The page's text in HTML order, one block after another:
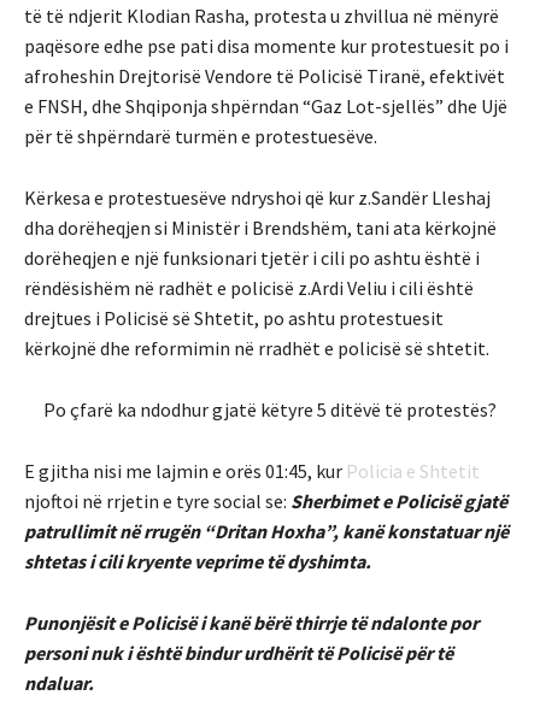
të të ndjerit Klodian Rasha, protesta u zhvillua në mënyrë
paqësore edhe pse pati disa momente kur protestuesit po i
afroheshin Drejtorisë Vendore të Policisë Tiranë, efektivët
e FNSH, dhe Shqiponja shpërndan “Gaz Lot-sjellës” dhe Ujë
për të shpërndarë turmën e protestuesëve.
Kërkesa e protestuesëve ndryshoi që kur z.Sandër Lleshaj
dha dorëheqjen si Ministër i Brendshëm, tani ata kërkojnë
dorëheqjen e një funksionari tjetër i cili po ashtu është i
rëndësishëm në radhët e policisë z.Ardi Veliu i cili është
drejtues i Policisë së Shtetit, po ashtu protestuesit
kërkojnë dhe reformimin në rradhët e policisë së shtetit.
Po çfarë ka ndodhur gjatë këtyre 5 ditëvë të protestës?
E gjitha nisi me lajmin e orës 01:45, kur Policia e Shtetit
njoftoi në rrjetin e tyre social se: Sherbimet e Policisë gjatë
patrullimit në rrugën “Dritan Hoxha”, kanë konstatuar një
shtetas i cili kryente veprime të dyshimta.
Punonjësit e Policisë i kanë bërë thirrje të ndalonte por
personi nuk i është bindur urdhërit të Policisë për të
ndaluar.